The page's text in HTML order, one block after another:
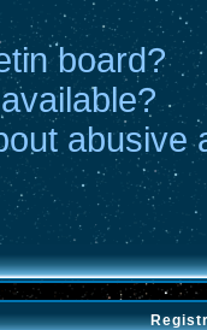
board?
abusive